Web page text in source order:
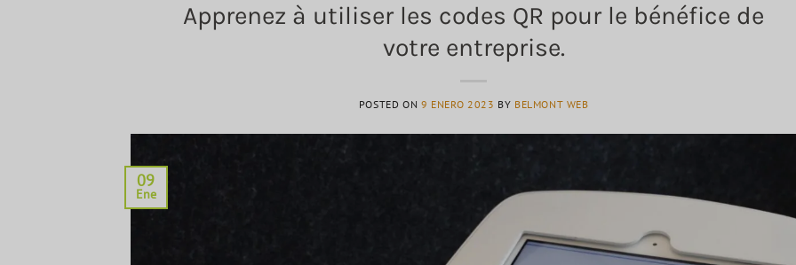
Apprenez à utiliser les codes QR pour le bénéfice de
votre entreprise.
POSTED ON 9 ENERO 2023 BY BELMONT WEB
09
Ene